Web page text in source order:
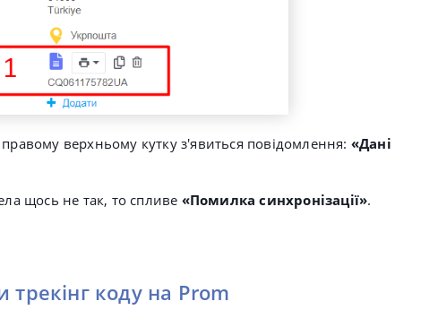
правому верхньому кутку з'явиться повідомлення: «Дані
щось не так, то спливе «Помилка синхронізації».
коду на Prom